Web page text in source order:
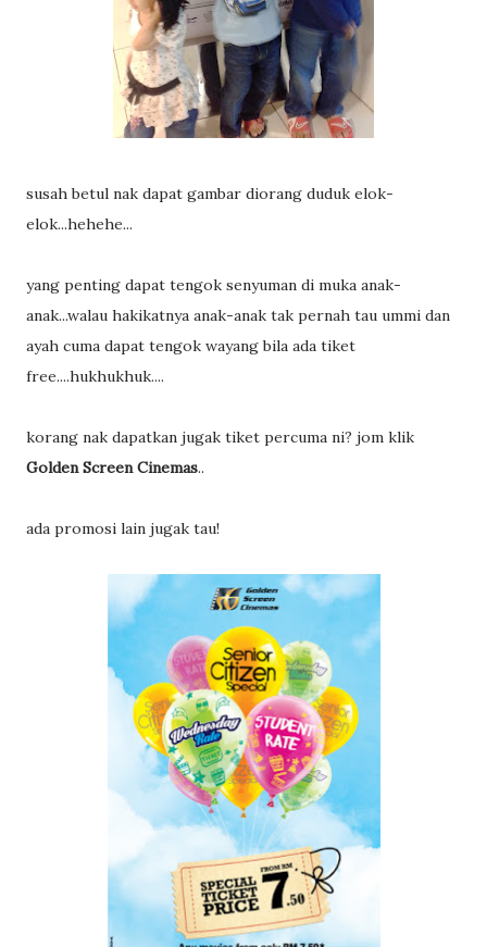
susah betul nak dapat gambar diorang duduk elok-
elok...hehehe...
yang penting dapat tengok senyuman di muka anak-
anak...walau hakikatnya anak-anak tak pernah tau ummi dan
ayah cuma dapat tengok wayang bila ada tiket
free....hukhukhuk....
korang nak dapatkan jugak tiket percuma ni? jom klik
Golden Screen Cinemas..
ada promosi lain jugak tau!